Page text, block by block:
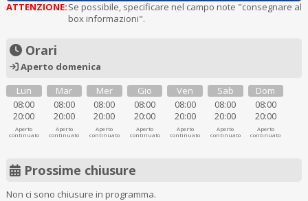
ATTENZIONE:Se possibile, specificare nel campo note "consegnare al
box informazioni".
Orari
Aperto domenica
Lun
08:00
20:00
Aperto
continuato
Mar
08:00
20:00
Aperto
continuato
Mer
08:00
20:00
Aperto
continuato
Gio
08:00
20:00
Aperto
continuato
Ven
08:00
20:00
Aperto
continuato
Sab
08:00
20:00
Aperto
continuato
Dom
08:00
20:00
Aperto
continuato
Prossime chiusure
Non ci sono chiusure in programma.